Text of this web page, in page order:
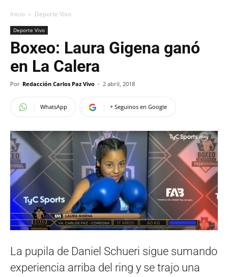
Inicio Deporte Vivo
Deporte Vivo
Boxeo: Laura Gigena ganó
en La Calera
Por Redacción Carlos Paz Vivo - 2 abril, 2018
WhatsApp + Seguinos en Google
La pupila de Daniel Schueri sigue sumando
experiencia arriba del ring y se trajo una